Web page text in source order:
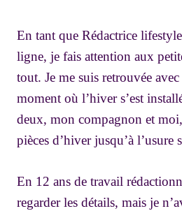
En tant que Rédactrice
ligne, je fais attention aux
tout. Je me suis retrouvée avec
moment où l’hiver s’est
deux, mon compagnon et
pièces d’hiver jusqu’à l’usure
En 12 ans de travail
regarder les détails, mais je